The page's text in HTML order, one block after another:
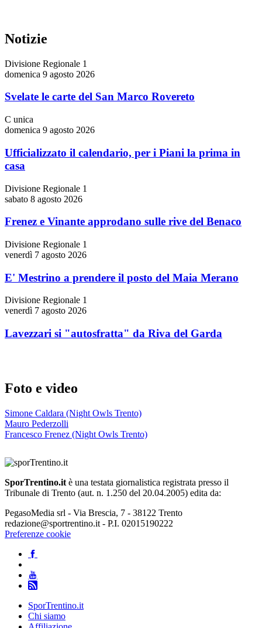
Notizie
Divisione Regionale 1
domenica 9 agosto 2026
Svelate le carte del San Marco Rovereto
C unica
domenica 9 agosto 2026
Ufficializzato il calendario, per i Piani la prima in
casa
Divisione Regionale 1
sabato 8 agosto 2026
Frenez e Vinante approdano sulle rive del Benaco
Divisione Regionale 1
venerdì 7 agosto 2026
E' Mestrino a prendere il posto del Maia Merano
Divisione Regionale 1
venerdì 7 agosto 2026
Lavezzari si "autosfratta" da Riva del Garda
Foto e video
Simone Caldara (Night Owls Trento)
Mauro Pederzolli
Francesco Frenez (Night Owls Trento)
SporTrentino.it è una testata giornalistica registrata presso il
Tribunale di Trento (aut. n. 1.250 del 20.04.2005) edita da:
PegasoMedia srl - Via Brescia, 7 - 38122 Trento
redazione@sportrentino.it - P.I. 02015190222
Preferenze cookie
SporTrentino.it
Chi siamo